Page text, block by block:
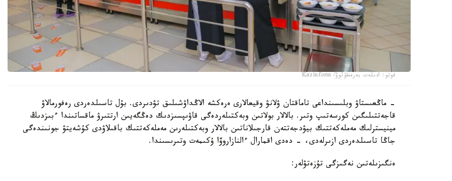
فوتو: ادىلەت بەرەمقۇلوۆ/ Kazinform
- ماڭعىستاۋ وبلىسىنداعى تاماقتان ۋلانۋ وقيعالارى ەرەكشە الاڭداۋشىلىق تۋدىردى. بۇل تاسىلدەردى رەفورمالاۋ
قاجەتتىلىگىن كورسەتىپ وتىر. بالالار بولاتىن وبەكتىلەردەگى قاۋىپسىزدىك دەڭگەيىن ارتتىرۋ ماقساتىندا ءبىزدىڭ
مينيسترلىك مەملەكەتتىك بيۋدجەتتەن قارجىلاناتىن بالالار وبەكتىلەرىن مەملەكەتتىك باقىلاۋدى كۇشەيتۋ جونىندەگى
جاڭا تاسىلدەردى ازىرلەدى، - دەدى اقمارال ءالنازاروۆا ۇكىمەت وتىرىسىندا.
ەنگىزىلەتىن نەگىزگى تۇزەتۋلەر: